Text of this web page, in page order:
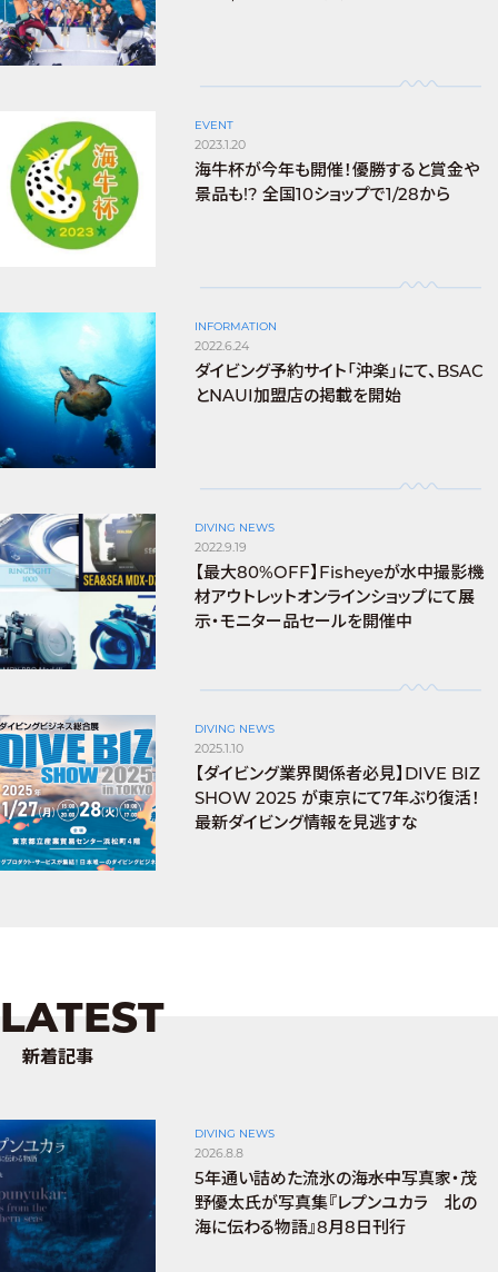
EVENT
2023.1.20
海牛杯が今年も開催！優勝すると賞金や
景品も!? 全国10ショップで1/28から
INFORMATION
2022.6.24
ダイビング予約サイト「沖楽」にて、BSAC
とNAUI加盟店の掲載を開始
DIVING NEWS
2022.9.19
【最大80%OFF】Fisheyeが水中撮影機
材アウトレットオンラインショップにて展
示・モニター品セールを開催中
DIVING NEWS
2025.1.10
【ダイビング業界関係者必見】DIVE BIZ
SHOW 2025 が東京にて7年ぶり復活！
最新ダイビング情報を見逃すな
LATEST
新着記事
DIVING NEWS
2026.8.8
5年通い詰めた流氷の海――水中写真家・茂
野優太氏が写真集『レプンユカラ 北の
海に伝わる物語』8月8日刊行